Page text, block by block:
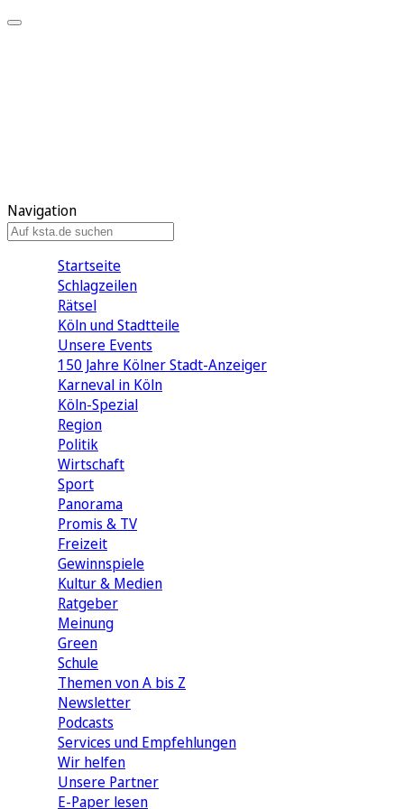
Navigation
Startseite
Schlagzeilen
Rätsel
Köln und Stadtteile
Unsere Events
150 Jahre Kölner Stadt-Anzeiger
Karneval in Köln
Köln-Spezial
Region
Politik
Wirtschaft
Sport
Panorama
Promis & TV
Freizeit
Gewinnspiele
Kultur & Medien
Ratgeber
Meinung
Green
Schule
Themen von A bis Z
Newsletter
Podcasts
Services und Empfehlungen
Wir helfen
Unsere Partner
E-Paper lesen